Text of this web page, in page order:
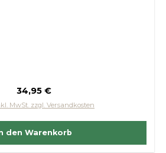
Regulärer Preis:
34,95 €
MwSt. zzgl. Versandkosten
den Warenkorb